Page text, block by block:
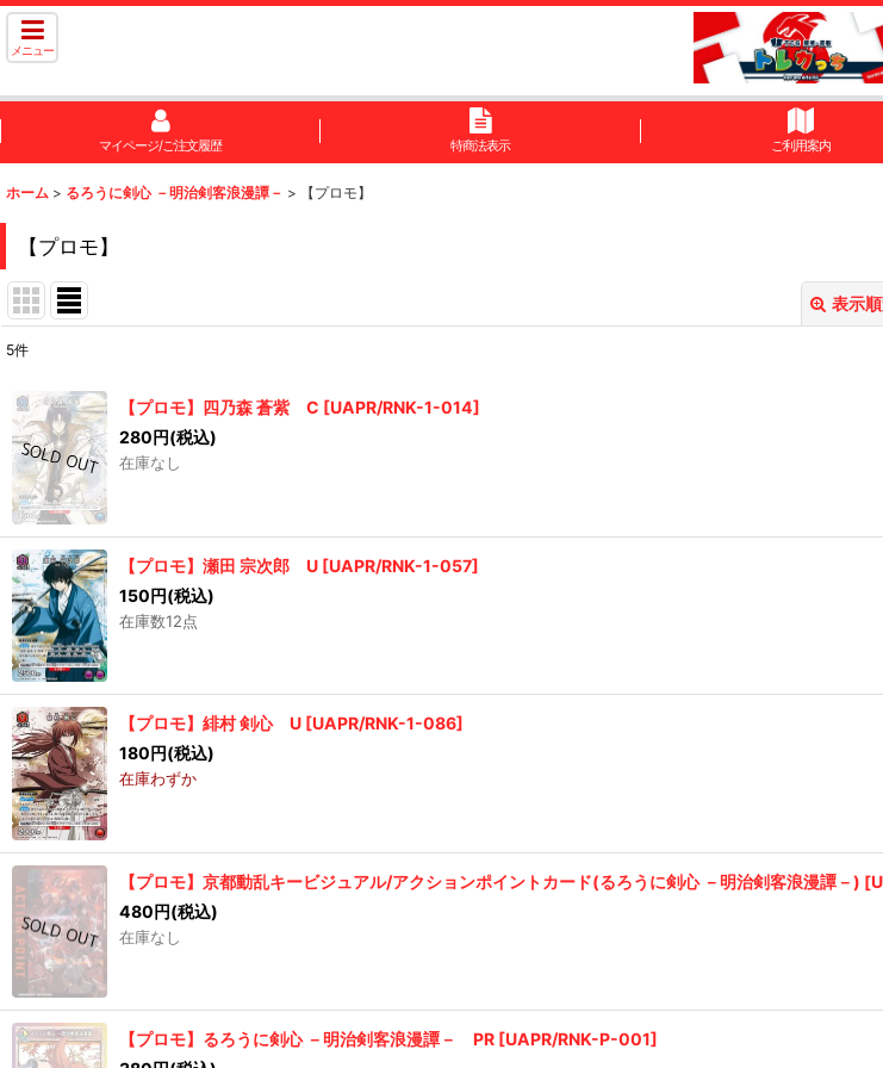
メニュー
マイページ/ご注文履歴 特商法表示 ご利用案内
ホーム > るろうに剣心 －明治剣客浪漫譚－ > 【プロモ】
【プロモ】
表示
在庫あり
並び順:
絞り込む
5件
【プロモ】四乃森 蒼紫 C [UAPR/RNK-1-014]
280円(税込)
在庫なし
【プロモ】瀬田 宗次郎 U [UAPR/RNK-1-057]
150円(税込)
在庫数12点
【プロモ】緋村 剣心 U [UAPR/RNK-1-086]
180円(税込)
在庫わずか
【プロモ】京都動乱キービジュアル/アクションポイントカード(るろうに剣心 －明治剣客浪漫譚－) [
480円(税込)
在庫なし
【プロモ】るろうに剣心 －明治剣客浪漫譚－ PR [UAPR/RNK-P-001]